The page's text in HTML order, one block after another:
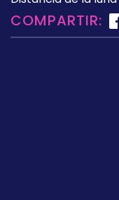
COMPARTIR: